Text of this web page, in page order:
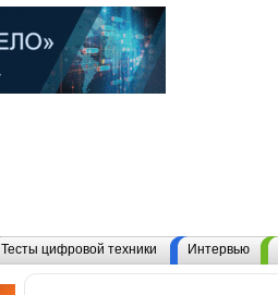
Тесты цифровой техники Интервью